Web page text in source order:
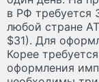
в РФ требуется
любой стране
$31). Для
Корее
оформления